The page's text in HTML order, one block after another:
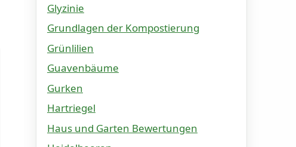
Glyzinie
Grundlagen der Kompostierung
Grünlilien
Guavenbäume
Gurken
Hartriegel
Haus und Garten Bewertungen